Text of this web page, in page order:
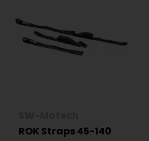
ROK Straps 45-140